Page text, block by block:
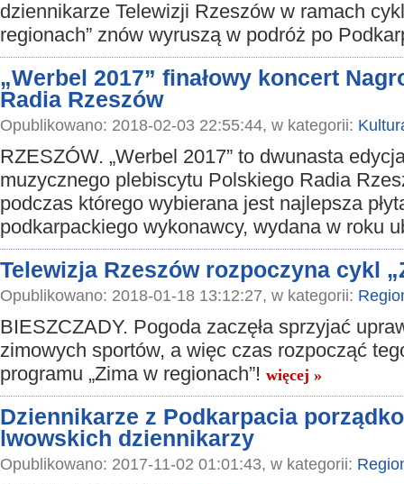
dziennikarze Telewizji Rzeszów w ramach
regionach” znów wyruszą w podróż po
„Werbel 2017” finałowy koncert
Radia Rzeszów
Opublikowano: 2018-02-03 22:55:44, w kategorii:
RZESZÓW. „Werbel 2017” to dwunasta
muzycznego plebiscytu Polskiego Radia
podczas którego wybierana jest najlepsza
podkarpackiego wykonawcy, wydana w roku
Telewizja Rzeszów rozpoczyna cykl
Opublikowano: 2018-01-18 13:12:27, w kategorii:
BIESZCZADY. Pogoda zaczęła sprzyjać
zimowych sportów, a więc czas rozpocząć
programu „Zima w regionach”! więcej »
Dziennikarze z Podkarpacia
lwowskich dziennikarzy
Opublikowano: 2017-11-02 01:01:43, w kategorii: